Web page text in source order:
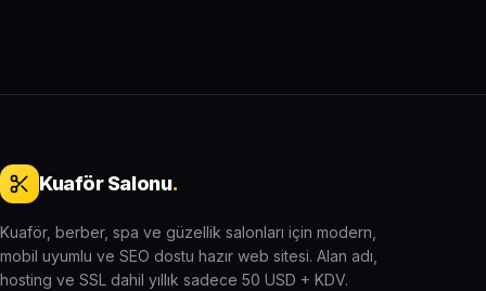
Kuaför Salonu.
Kuaför, berber, spa ve güzellik salonları için modern,
mobil uyumlu ve SEO dostu hazır web sitesi. Alan adı,
hosting ve SSL dahil yıllık sadece 50 USD + KDV.